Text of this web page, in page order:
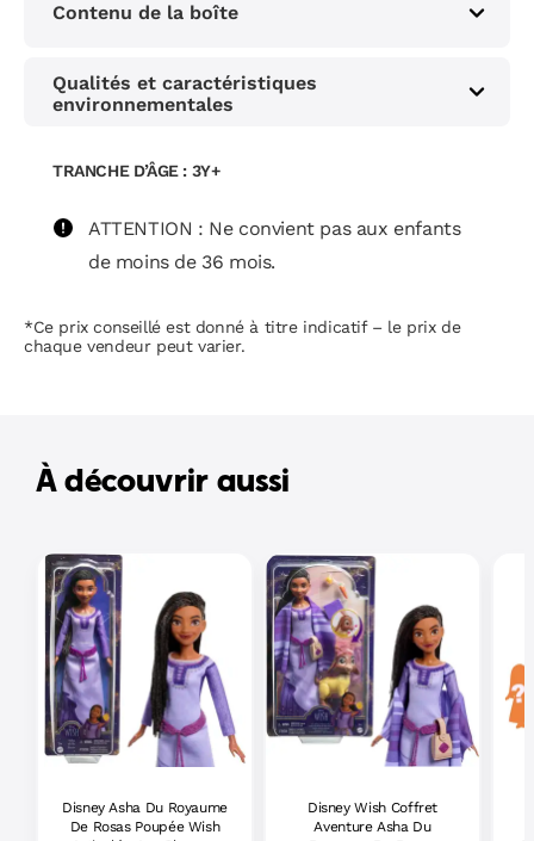
Contenu de la boîte
Qualités et caractéristiques
environnementales
TRANCHE D’ÂGE : 3Y+
ATTENTION : Ne convient pas aux enfants
de moins de 36 mois.
*Ce prix conseillé est donné à titre indicatif – le prix de
chaque vendeur peut varier.
À découvrir aussi
Disney Asha Du Royaume
De Rosas Poupée Wish
Disney Wish Coffret
Aventure Asha Du